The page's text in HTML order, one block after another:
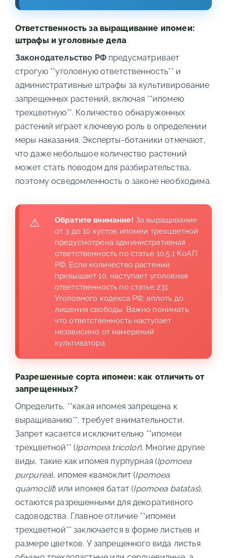
Ответственность за выращивание ипомеи:
штрафы и уголовные дела
Законодательство РФпредусматривает
строгую **уголовную ответственность** и
административные штрафы за культивирование
запрещенных растений, включая **ипомею
трехцветную**. Количество обнаруженных
растений играет ключевую роль в определении
меры наказания. Эксперты-ботаники отмечают,
что даже небольшое количество растений
может стать поводом для разбирательства,
поэтому осведомленность о законе необходима.
Обратите внимание! За выращивание
от 3 до 10 кустов ипомеи трехцветной
предусмотрена административная
ответственность по статье 10.5.1 КоАП
РФ. Если количество растений
превышает 10, наступает уголовная
ответственность по статье 231
Уголовного кодекса РФ, вплоть до
лишения свободы. Важно понимать,
что ответственность наступает
независимо от намерений
культиватора.
Разрешенные сорта ипомеи: как отличить от
запрещенных?
Определить, **какая ипомея запрещена к
выращиванию**, требует внимательности.
Запрет касается исключительно **ипомеи
трехцветной** (Ipomoea tricolor). Многие другие
виды, такие как ипомея пурпурная (Ipomoea
purpurea), ипомея квамоклит (Ipomoea
quamoclit) или ипомея батат (Ipomoea batatas),
остаются разрешенными для декоративного
садоводства. Главное отличие **ипомеи
трехцветной** заключается в форме листьев и
размере цветков. У запрещенного вида листья